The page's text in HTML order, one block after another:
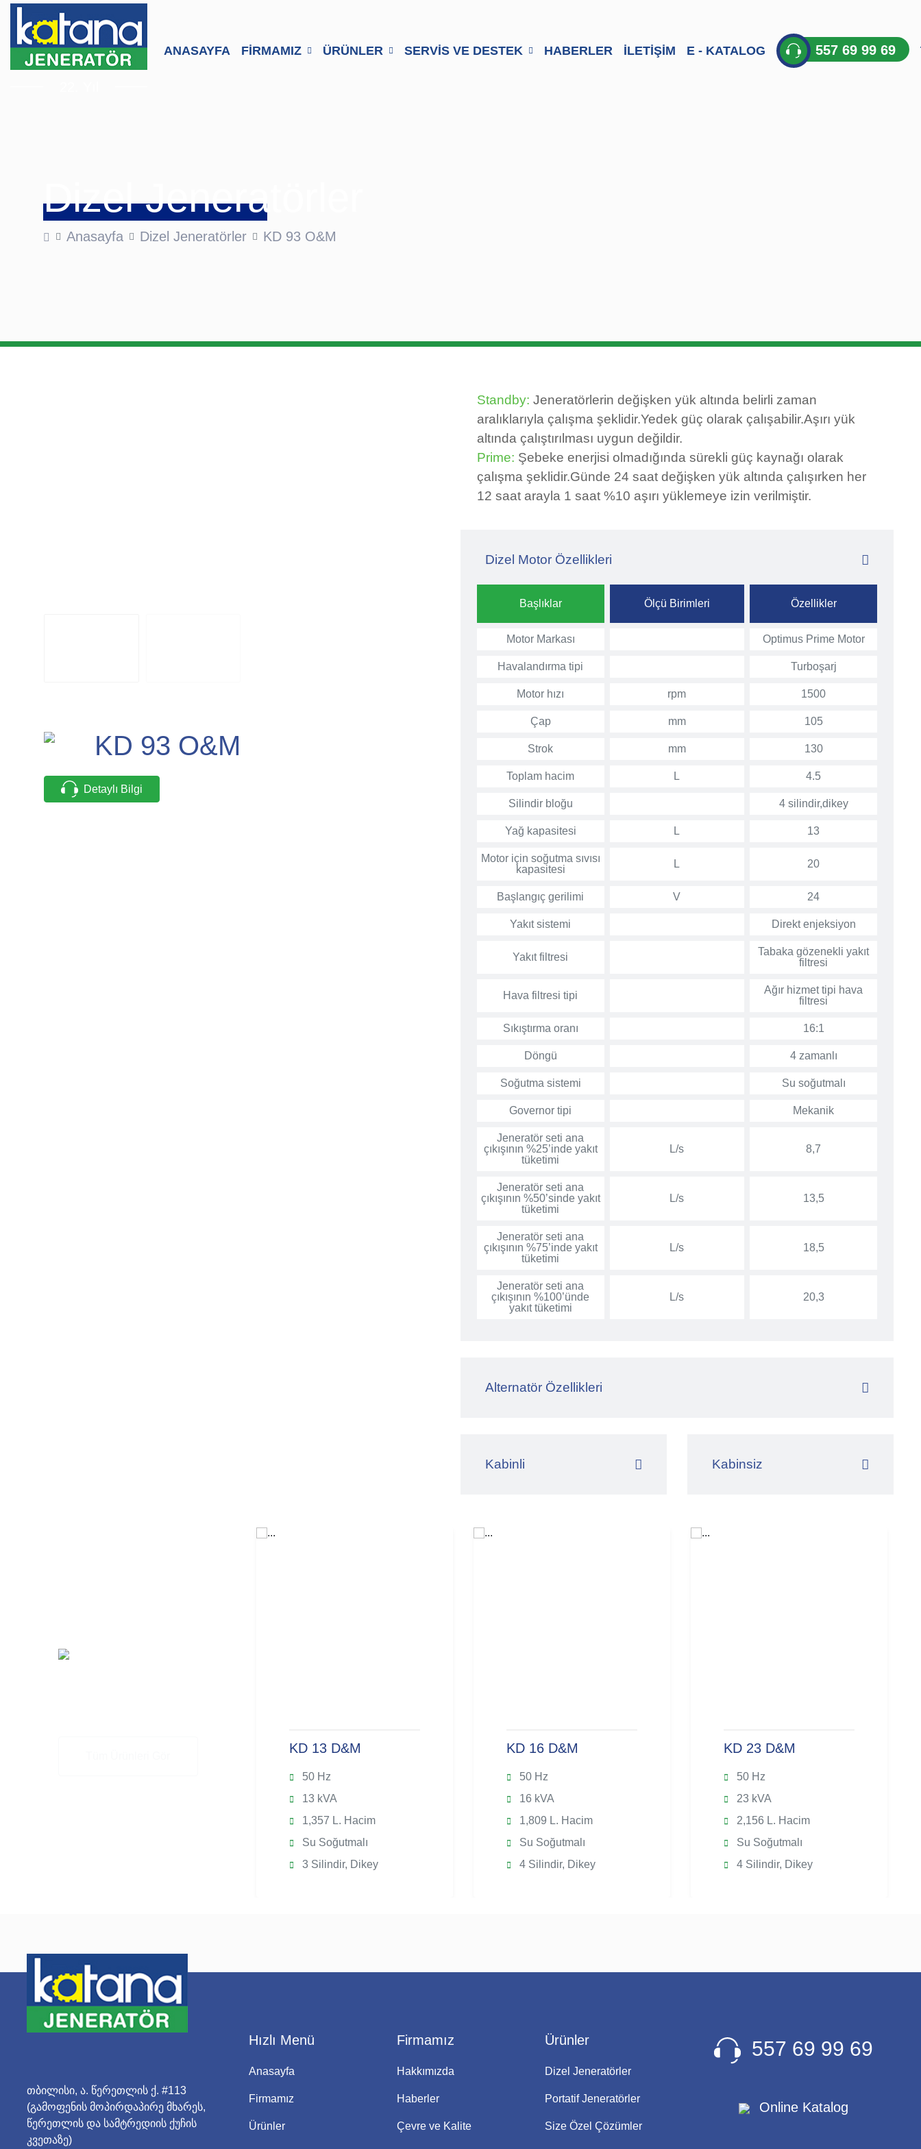
ANASAYFA FİRMAMIZ ÜRÜNLER SERVİS VE DESTEK HABERLER İLETİŞİM E - KATALOG 557 69 99 69
Dizel Jeneratörler
Anasayfa Dizel Jeneratörler KD 93 O&M
KD 93 O&M
Detaylı Bilgi
Standby: Jeneratörlerin değişken yük altında belirli zaman
aralıklarıyla çalışma şeklidir.Yedek güç olarak çalışabilir.Aşırı yük
altında çalıştırılması uygun değildir.
Prime: Şebeke enerjisi olmadığında sürekli güç kaynağı olarak
çalışma şeklidir.Günde 24 saat değişken yük altında çalışırken her
12 saat arayla 1 saat %10 aşırı yüklemeye izin verilmiştir.
Dizel Motor Özellikleri
Başlıklar Ölçü Birimleri Özellikler
Motor Markası Optimus Prime Motor
Havalandırma tipi Turboşarj
Motor hızı rpm 1500
Çap mm 105
Strok mm 130
Toplam hacim L 4.5
Silindir bloğu 4 silindir,dikey
Yağ kapasitesi L 13
Motor için soğutma sıvısı
kapasitesi
L 20
Başlangıç gerilimi V 24
Yakıt sistemi Direkt enjeksiyon
Yakıt filtresi
Tabaka gözenekli yakıt
filtresi
Hava filtresi tipi
Ağır hizmet tipi hava
filtresi
Sıkıştırma oranı 16:1
Döngü 4 zamanlı
Soğutma sistemi Su soğutmalı
Governor tipi Mekanik
Jeneratör seti ana
çıkışının %25’inde yakıt
tüketimi
L/s 8,7
Jeneratör seti ana
çıkışının %50’sinde yakıt
tüketimi
L/s 13,5
Jeneratör seti ana
çıkışının %75’inde yakıt
tüketimi
L/s 18,5
Jeneratör seti ana
çıkışının %100’ünde
yakıt tüketimi
L/s 20,3
Alternatör Özellikleri
Kabinli Kabinsiz
KD 13 D&M
50 Hz
13 kVA
1,357 L. Hacim
Su Soğutmalı
3 Silindir, Dikey
KD 16 D&M
50 Hz
16 kVA
1,809 L. Hacim
Su Soğutmalı
4 Silindir, Dikey
KD 23 D&M
50 Hz
23 kVA
2,156 L. Hacim
Su Soğutmalı
4 Silindir, Dikey
თბილისი, ა. წერეთლის ქ. #113
(გამოფენის მოპირდაპირე მხარეს,
წერეთლის და სამტრედიის ქუჩის
კვეთაზე)
Hızlı Menü
Anasayfa
Firmamız
Ürünler
Firmamız
Hakkımızda
Haberler
Çevre ve Kalite
Ürünler
Dizel Jeneratörler
Portatif Jeneratörler
Size Özel Çözümler
557 69 99 69
Online Katalog